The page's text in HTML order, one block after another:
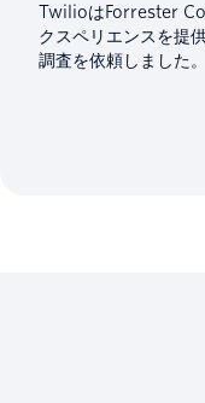
TwilioはForrester
クスペリエンスを提
調査を依頼しました。